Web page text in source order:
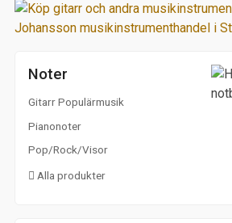
Noter
Gitarr Populärmusik
Pianonoter
Pop/Rock/Visor
Alla produkter